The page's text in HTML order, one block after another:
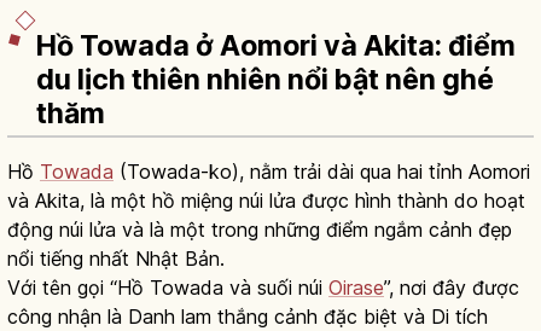
Hồ Towada ở Aomori và Akita: điểm
du lịch thiên nhiên nổi bật nên ghé
thăm
Hồ Towada (Towada-ko), nằm trải dài qua hai tỉnh Aomori
và Akita, là một hồ miệng núi lửa được hình thành do hoạt
động núi lửa và là một trong những điểm ngắm cảnh đẹp
nổi tiếng nhất Nhật Bản.
Với tên gọi “Hồ Towada và suối núi Oirase”, nơi đây được
công nhận là Danh lam thắng cảnh đặc biệt và Di tích